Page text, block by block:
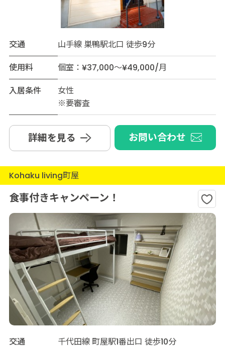
交通
山手線 巣鴨駅北口 徒歩9分
使用料
個室：¥37,000～¥49,000/月
入居条件
女性
※要審査
詳細を見る お問い合わせ
Kohaku living町屋
食事付きキャンペーン！
交通
千代田線 町屋駅1番出口 徒歩10分